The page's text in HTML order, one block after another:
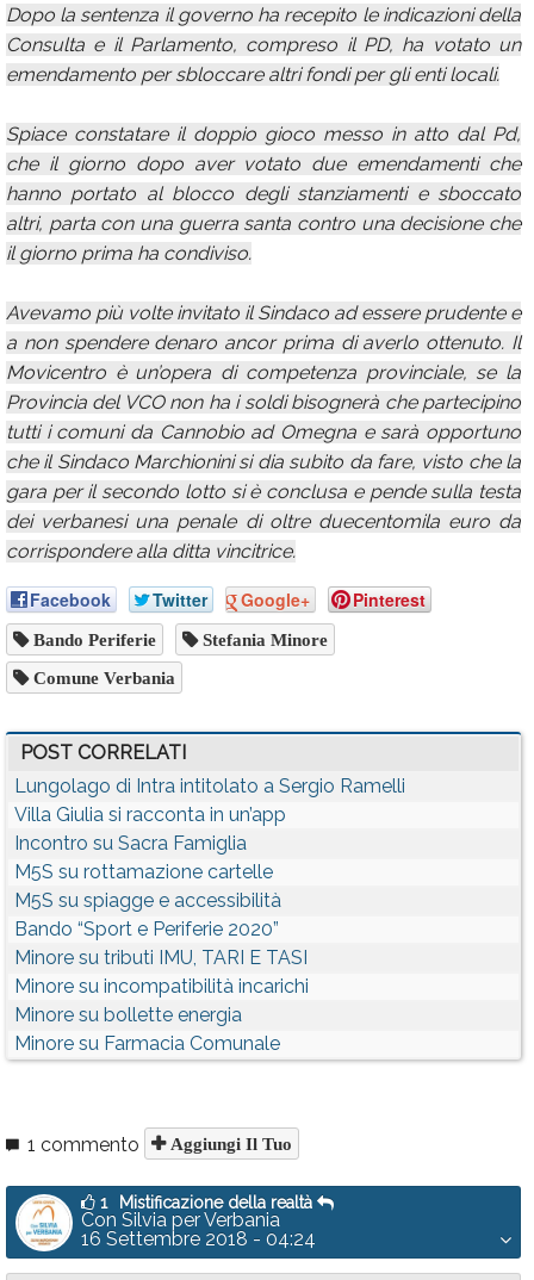
Dopo la sentenza il governo ha recepito le indicazioni della
Consulta e il Parlamento, compreso il PD, ha votato un
emendamento per sbloccare altri fondi per gli enti locali.
Spiace constatare il doppio gioco messo in atto dal Pd,
che il giorno dopo aver votato due emendamenti che
hanno portato al blocco degli stanziamenti e sboccato
altri, parta con una guerra santa contro una decisione che
il giorno prima ha condiviso.
Avevamo più volte invitato il Sindaco ad essere prudente e
a non spendere denaro ancor prima di averlo ottenuto. Il
Movicentro è un’opera di competenza provinciale, se la
Provincia del VCO non ha i soldi bisognerà che partecipino
tutti i comuni da Cannobio ad Omegna e sarà opportuno
che il Sindaco Marchionini si dia subito da fare, visto che la
gara per il secondo lotto si è conclusa e pende sulla testa
dei verbanesi una penale di oltre duecentomila euro da
corrispondere alla ditta vincitrice.
Facebook Twitter Google+ Pinterest
Bando Periferie Stefania Minore
Comune Verbania
POST CORRELATI
Lungolago di Intra intitolato a Sergio Ramelli
Villa Giulia si racconta in un’app
Incontro su Sacra Famiglia
M5S su rottamazione cartelle
M5S su spiagge e accessibilità
Bando “Sport e Periferie 2020”
Minore su tributi IMU, TARI E TASI
Minore su incompatibilità incarichi
Minore su bollette energia
Minore su Farmacia Comunale
1 commento Aggiungi Il Tuo
1 Mistificazione della realtà
Con Silvia per Verbania
16 Settembre 2018 - 04:24